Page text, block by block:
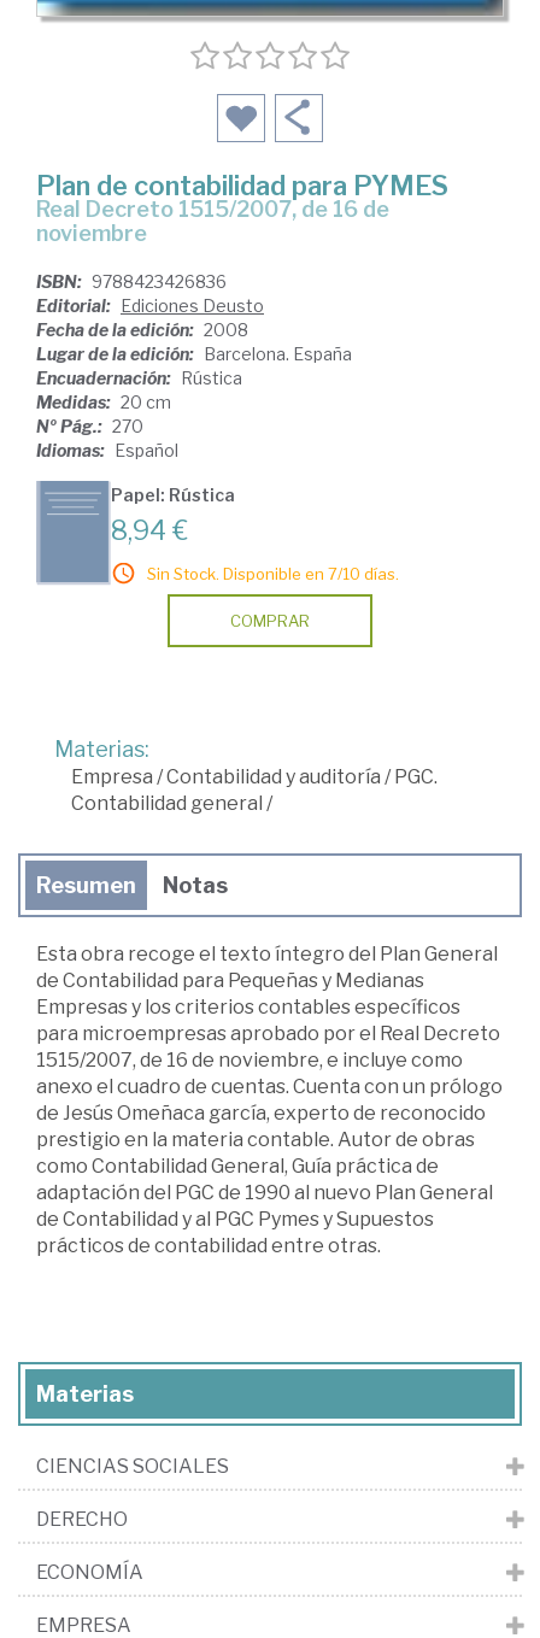
Plan de contabilidad para PYMES
Real Decreto 1515/2007, de 16 de
noviembre
ISBN: 9788423426836
Editorial: Ediciones Deusto
Fecha de la edición: 2008
Lugar de la edición: Barcelona. España
Encuadernación: Rústica
Medidas: 20 cm
Nº Pág.: 270
Idiomas: Español
Papel: Rústica
8,94 €
Sin Stock. Disponible en 7/10 días.
COMPRAR
Materias:
Empresa /Contabilidad y auditoría /PGC.
Contabilidad general /
Resumen Notas
Esta obra recoge el texto íntegro del Plan General
de Contabilidad para Pequeñas y Medianas
Empresas y los criterios contables específicos
para microempresas aprobado por el Real Decreto
1515/2007, de 16 de noviembre, e incluye como
anexo el cuadro de cuentas. Cuenta con un prólogo
de Jesús Omeñaca garcía, experto de reconocido
prestigio en la materia contable. Autor de obras
como Contabilidad General, Guía práctica de
adaptación del PGC de 1990 al nuevo Plan General
de Contabilidad y al PGC Pymes y Supuestos
prácticos de contabilidad entre otras.
Materias
CIENCIAS SOCIALES
DERECHO
ECONOMÍA
EMPRESA